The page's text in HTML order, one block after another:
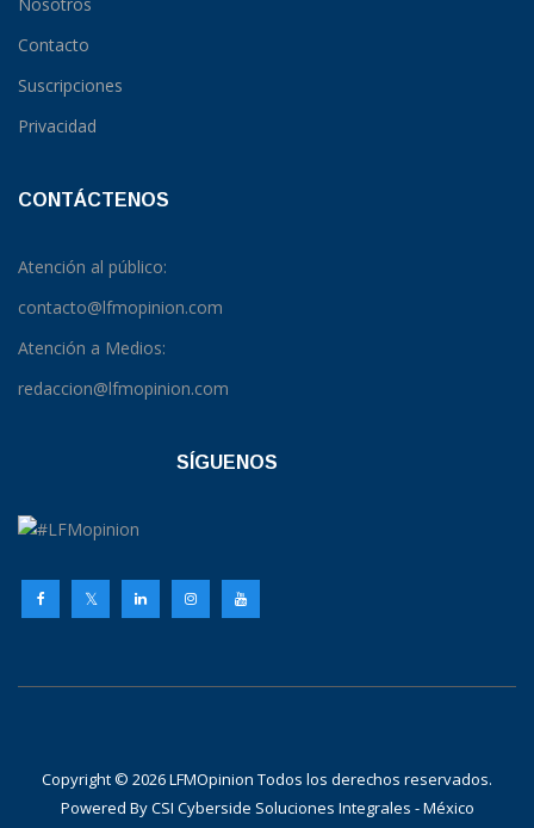
Contacto
Suscripciones
Privacidad
CONTÁCTENOS
Atención al público:
contacto@lfmopinion.com
Atención a Medios:
redaccion@lfmopinion.com
SÍGUENOS
Copyright © 2026 LFMOpinion Todos los derechos reservados.
Powered ByCSI Cyberside Soluciones Integrales - México